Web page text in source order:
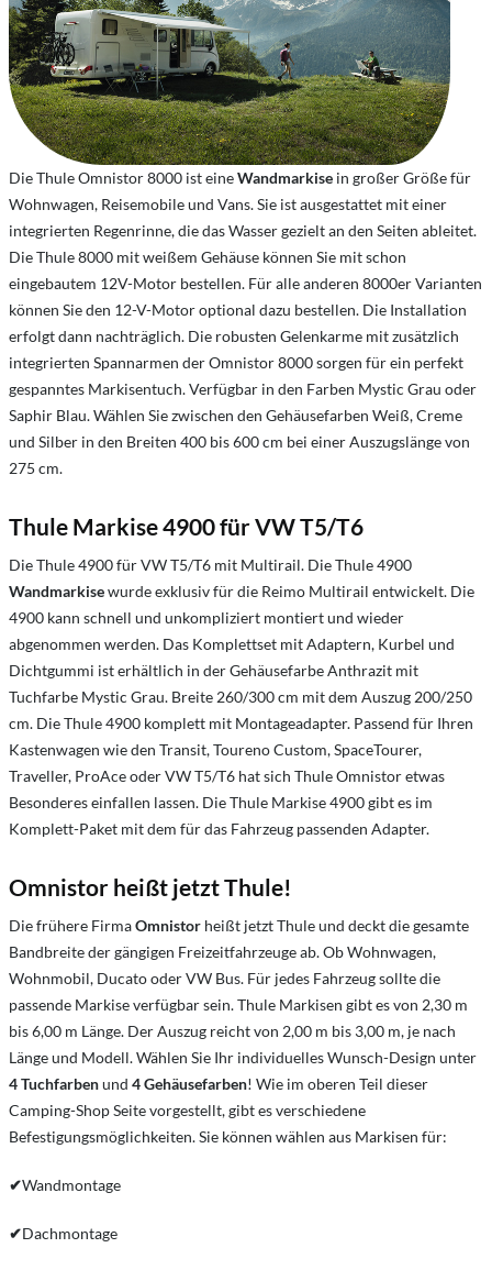
Die Thule Omnistor 8000 ist eineWandmarkise in großer Größe für
Wohnwagen, Reisemobile und Vans. Sie ist ausgestattet mit einer
integrierten Regenrinne, die das Wasser gezielt an den Seiten ableitet.
Die Thule 8000 mit weißem Gehäuse können Sie mit schon
eingebautem 12V-Motor bestellen. Für alle anderen 8000er Varianten
können Sie den 12-V-Motor optional dazu bestellen. Die Installation
erfolgt dann nachträglich. Die robusten Gelenkarme mit zusätzlich
integrierten Spannarmen der Omnistor 8000 sorgen für ein perfekt
gespanntes Markisentuch. Verfügbar in den Farben Mystic Grau oder
Saphir Blau. Wählen Sie zwischen den Gehäusefarben Weiß, Creme
und Silber in den Breiten 400 bis 600 cm bei einer Auszugslänge von
275 cm.
Thule Markise 4900 für VW T5/T6
Die Thule 4900 für VW T5/T6 mit Multirail. Die Thule 4900
Wandmarkisewurde exklusiv für die Reimo Multirail entwickelt. Die
4900 kann schnell und unkompliziert montiert und wieder
abgenommen werden. Das Komplettset mit Adaptern, Kurbel und
Dichtgummi ist erhältlich in der Gehäusefarbe Anthrazit mit
Tuchfarbe Mystic Grau. Breite 260/300 cm mit dem Auszug 200/250
cm. Die Thule 4900 komplett mit Montageadapter. Passend für Ihren
Kastenwagen wie den Transit, Toureno Custom, SpaceTourer,
Traveller, ProAce oder VW T5/T6 hat sich Thule Omnistor etwas
Besonderes einfallen lassen. Die Thule Markise 4900 gibt es im
Komplett-Paket mit dem für das Fahrzeug passenden Adapter.
Omnistor heißt jetzt Thule!
Die frühere FirmaOmnistor heißt jetzt Thule und deckt die gesamte
Bandbreite der gängigen Freizeitfahrzeuge ab. Ob Wohnwagen,
Wohnmobil, Ducato oder VW Bus. Für jedes Fahrzeug sollte die
passende Markise verfügbar sein. Thule Markisen gibt es von 2,30 m
bis 6,00 m Länge. Der Auszug reicht von 2,00 m bis 3,00 m, je nach
Länge und Modell. Wählen Sie Ihr individuelles Wunsch-Design unter
4 Tuchfarbenund 4 Gehäusefarben! Wie im oberen Teil dieser
Camping-Shop Seite vorgestellt, gibt es verschiedene
Befestigungsmöglichkeiten. Sie können wählen aus Markisen für:
✔Wandmontage
✔Dachmontage